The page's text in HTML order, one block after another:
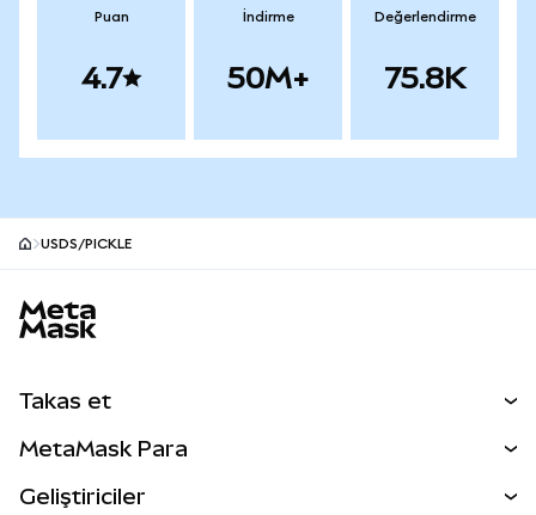
Puan
4.7
İndirme
50M+
Değerlendirme
75.8K
USDS/PICKLE
Takas et
MetaMask Para
Geliştiriciler